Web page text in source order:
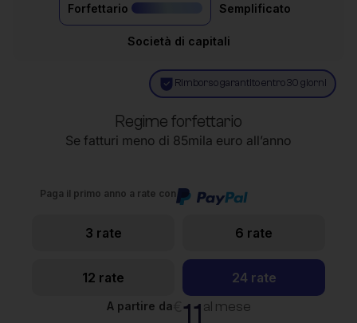
Forfettario Semplificato
Società di capitali
Rimborso garantito entro 30 giorni
Regime forfettario
Se fatturi meno di 85mila euro all’anno
Paga il primo anno a rate con
3 rate 6 rate
12 rate 24 rate
A partire da al mese